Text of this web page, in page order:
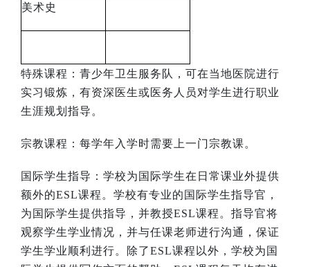
美术史
特殊课程：青少年卫生服务队，可在当地医院进行
实习锻炼，有资深医生或医务人员对学生进行职业
生涯规划指导。
宗教课程：每学年入学时需要上一门宗教课。
国际学生指导：学校为国际学生在日常课业外提供
额外的ESL课程。学校有专业的国际学生指导官，
为国际学生提供指导，并教授ESL课程。指导官将
观察学生学业情况，并与任课老师进行沟通，保证
学生学业顺利进行。除了ESL课程以外，学校为国